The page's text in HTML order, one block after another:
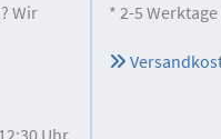
Wir
* 2-5